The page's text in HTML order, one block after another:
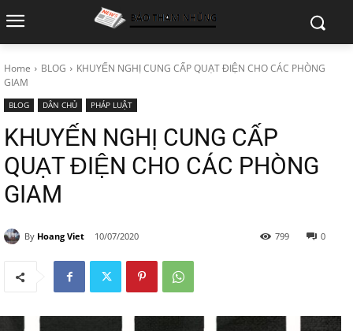
Home BLOG
KHUYẾN NGHỊ CUNG CẤP QUẠT ĐIỆN CHO CÁC PHÒNG
GIAM
BLOG DÂN CHỦ PHÁP LUẬT
KHUYẾN NGHỊ CUNG CẤP
QUẠT ĐIỆN CHO CÁC PHÒNG
GIAM
By Hoang Viet 10/07/2020 0
799